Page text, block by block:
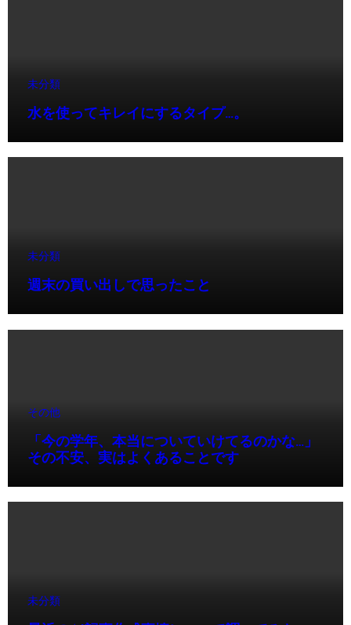
未分類
水を使ってキレイにするタイプ…。
未分類
週末の買い出しで思ったこと
その他
「今の学年、本当についていけてるのかな…」
その不安、実はよくあることです
未分類